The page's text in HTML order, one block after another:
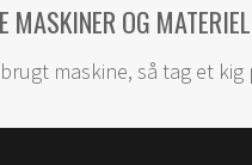
MASKINER OG MATERIEL
maskine, så tag et